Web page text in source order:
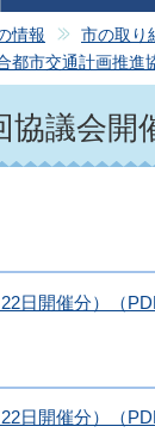
情報 市の取り
都市交通計画推進
議会開
日開催分）（
日開催分）（